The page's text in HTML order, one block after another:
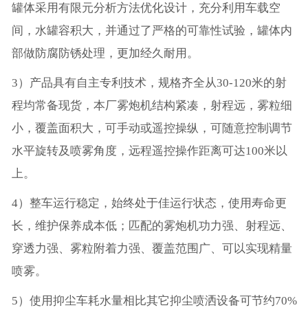
罐体采用有限元分析方法优化设计，充分利用车载空
间，水罐容积大，并通过了严格的可靠性试验，罐体内
部做防腐防锈处理，更加经久耐用。
3）产品具有自主专利技术，规格齐全从30-120米的射
程均常备现货，本厂雾炮机结构紧凑，射程远，雾粒细
小，覆盖面积大，可手动或遥控操纵，可随意控制调节
水平旋转及喷雾角度，远程遥控操作距离可达100米以
上。
4）整车运行稳定，始终处于佳运行状态，使用寿命更
长，维护保养成本低；匹配的雾炮机功力强、射程远、
穿透力强、雾粒附着力强、覆盖范围广、可以实现精量
喷雾。
5）使用抑尘车耗水量相比其它抑尘喷洒设备可节约70%